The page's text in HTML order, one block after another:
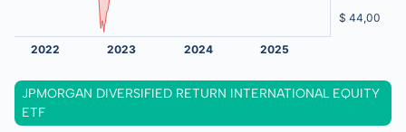
JPMORGAN DIVERSIFIED RETURN INTERNATIONAL EQUITY
ETF